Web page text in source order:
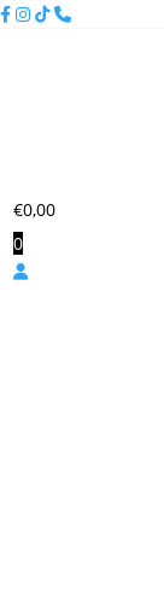
€0,00
0